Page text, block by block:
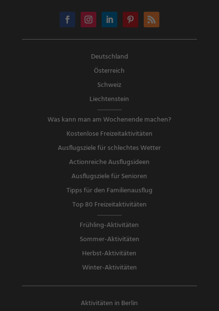
Deutschland
Österreich
Schweiz
Liechtenstein
Was kann man am Wochenende machen?
Kostenlose Freizeitaktivitäten
Ausflugsziele für schlechtes Wetter
Actionreiche Ausflugsideen
Ausflugsziele für Senioren
Tipps für den Familienausflug
Top 80 Freizeitaktivitäten
Frühling-Aktivitäten
Sommer-Aktivitäten
Herbst-Aktivitäten
Winter-Aktivitäten
Aktivitäten in Berlin